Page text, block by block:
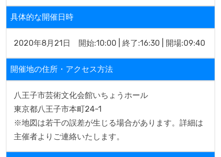
具体的な開催日時
2020年8月21日　開始:10:00 | 終了:16:30 | 開場:09:40
開催地の住所・アクセス方法
八王子市芸術文化会館いちょうホール
東京都八王子市本町24-1
※地図は若干の誤差が生じる場合があります。詳細は
主催者よりご連絡いたします。